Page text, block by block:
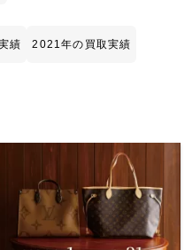
績 2021年の買取実績